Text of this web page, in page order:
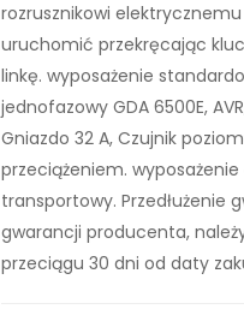
rozrusznikowi
uruchomić przekręcając
linkę. wyposażenie
jednofazowy GDA 6500E,
Gniazdo 32 A, Czujnik
przeciążeniem.
transportowy. Przedłużenie
gwarancji producenta,
przeciągu 30 dni od daty